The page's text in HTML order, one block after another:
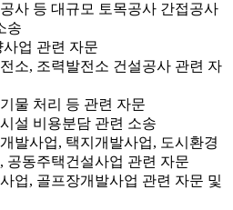
사 등 대규모 토목공사 간접공사
송
업 관련 자문
소, 조력발전소 건설공사 관련 자
물 처리 등 관련 자문
설 비용분담 관련 소송
발사업, 택지개발사업, 도시환경
공동주택건설사업 관련 자문
업, 골프장개발사업 관련 자문 및